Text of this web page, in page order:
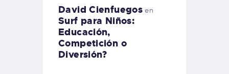
David Cienfuegos en
Surf para Niños:
Educación,
Competición o
Diversión?